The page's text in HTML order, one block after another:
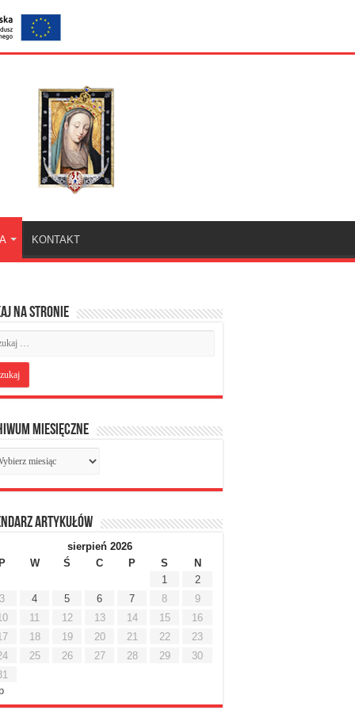
KONTAKT
na stronie
miesięczne
artykułów
sierpień 2026
P
W Ś C P S
N
1
2
3
4 5 6 7 8
9
11 12 13 14 15
16
18 19 20 21 22
23
25 26 27 28 29
30